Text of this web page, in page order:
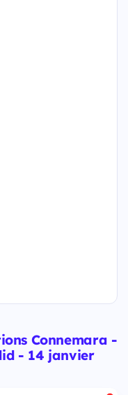
Connemara -
- 14 janvier